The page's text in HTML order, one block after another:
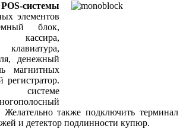
системы
элементов
блок,
клавиатура,
денежный
магнитных
системе
Желательно также подключить терминал
и детектор подлинности купюр.